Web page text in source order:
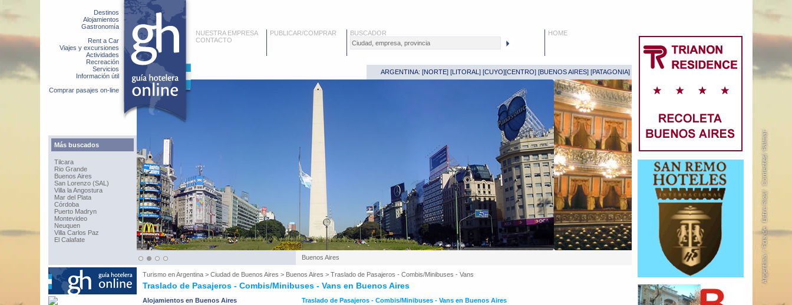
Destinos
Alojamientos
Gastronomía
Rent a Car
Viajes y excursiones
Actividades
Recreación
Servicios
Información útil
Comprar pasajes on-line
Más buscados
Tilcara
Rio Grande
Buenos Aires
San Lorenzo (SAL)
Villa la Angostura
Mar del Plata
Córdoba
Puerto Madryn
Montevideo
Neuquen
Villa Carlos Paz
El Calafate
NUESTRA EMPRESA
CONTACTO
PUBLICAR/COMPRAR BUSCADOR HOME
ARGENTINA: [NORTE] [LITORAL ] [CUYO][CENTRO] [BUENOS AIRES] [PATAGONIA]
Teatro Colón
Turismo enArgentina > Ciudad de Buenos Aires > Buenos Aires > Traslado de Pasajeros - Combis/Minibuses - Vans
Traslado de Pasajeros - Combis/Minibuses - Vans en Buenos Aires
Alojamientos en Buenos Aires
Traslado de Pasajeros - Combis/Minibuses - Vans en Buenos Aires